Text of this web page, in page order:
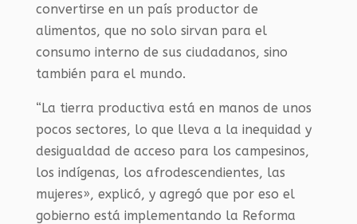
convertirse en un país productor de
alimentos, que no solo sirvan para el
consumo interno de sus ciudadanos, sino
también para el mundo.
“La tierra productiva está en manos de unos
pocos sectores, lo que lleva a la inequidad y
desigualdad de acceso para los campesinos,
los indígenas, los afrodescendientes, las
mujeres», explicó, y agregó que por eso el
gobierno está implementando la Reforma